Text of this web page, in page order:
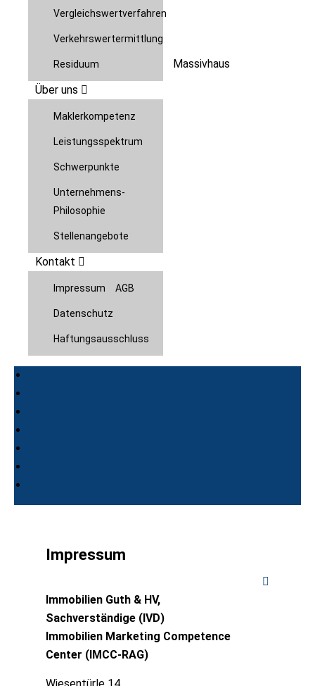
Vergleichswertverfahren
Verkehrswertermittlung
Residuum
Massivhaus
Über uns
Maklerkompetenz
Leistungsspektrum
Schwerpunkte
Unternehmens-
Philosophie
Stellenangebote
Kontakt
Impressum AGB
Datenschutz
Haftungsausschluss
Impressum
Immobilien Guth & HV,
Sachverständige (IVD)
Immobilien Marketing Competence
Center (IMCC-RAG)